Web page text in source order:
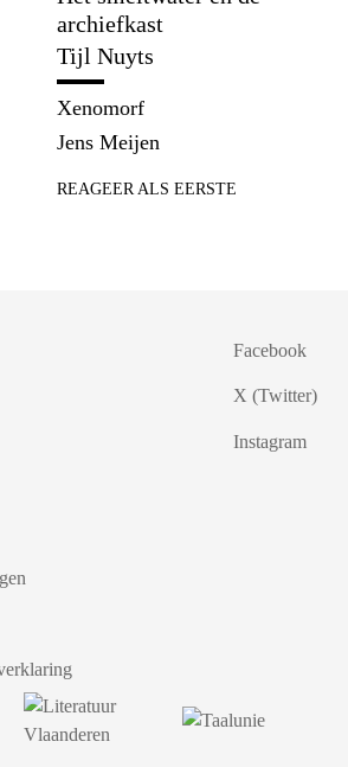
archiefkast
Tijl Nuyts
Xenomorf
Jens Meijen
REAGEER ALS EERSTE
Facebook
X (Twitter)
Instagram